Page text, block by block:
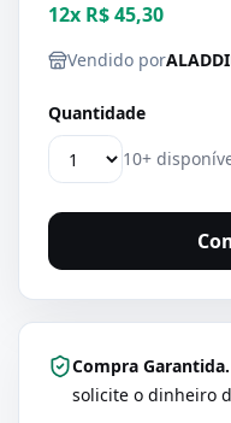
12x R$ 45,30
Vendido por
Quantidade
10+
Compra Garantida.
solicite o dinheiro